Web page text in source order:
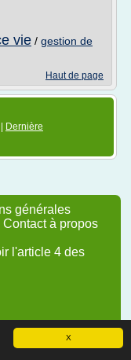
X
vie / gestion de
Haut de page
Dernière
générales
Contact à propos
l'article 4 des